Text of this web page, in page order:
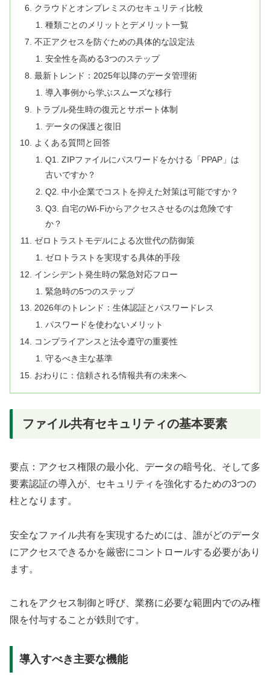
クラウドとオンプレミスのセキュリティ比較
種類ごとのメリットとデメリット一覧
不正アクセスを防ぐための具体的な設定法
安全性を高める3つのステップ
最新トレンド：2025年以降のデータ管理術
導入事例から学ぶスムーズな移行
トラブル発生時の復元とサポート体制
データの保護と復旧
よくある質問と回答
Q1. ZIPファイルにパスワードをかける「PPAP」は
古いですか？
Q2. 中小企業でコストを抑えた対策は可能ですか？
Q3. 自宅のWi-Fiからアクセスさせるのは危険です
か？
ゼロトラストモデルによる次世代の防御策
ゼロトラストを実現する具体的手段
インシデント発生時の緊急対応フロー
緊急時の5つのステップ
2026年のトレンド：生体認証とパスワードレス
パスワードを使わないメリット
コンプライアンスと法令遵守の重要性
守るべき主な基準
おわりに：信頼される情報共有の未来へ
ファイル共有セキュリティの基本要素
要点：アクセス権限の最小化、データの暗号化、そして多
要素認証の導入が、セキュリティを強化するための3つの
柱となります。
安全なファイル共有を実現するためには、誰がどのデータ
にアクセスできるかを厳密にコントロールする必要があり
ます。
これをアクセス制御と呼び、業務に必要な範囲内でのみ権
限を付与することが鉄則です。
導入すべき主要な機能